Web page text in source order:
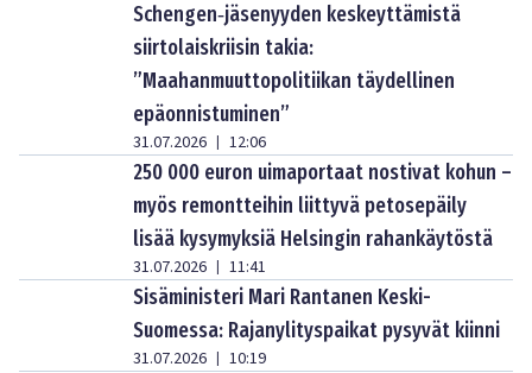
Schengen‑jäsenyyden keskeyttämistä
siirtolaiskriisin takia:
”Maahanmuuttopolitiikan täydellinen
epäonnistuminen”
31.07.2026 | 12:06
250 000 euron uimaportaat nostivat kohun –
myös remontteihin liittyvä petosepäily
lisää kysymyksiä Helsingin rahankäytöstä
31.07.2026 | 11:41
Sisäministeri Mari Rantanen Keski-
Suomessa: Rajanylityspaikat pysyvät kiinni
31.07.2026 | 10:19